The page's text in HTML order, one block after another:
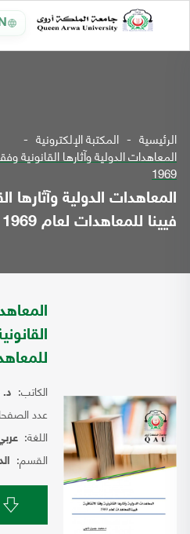
الرئيسية المكتبة الإلكترونية
المعاهدات الدولية وآثارها القانونية
1969
المعاهدات الدولية وآثارها
فيينا للمعاهدات لعام 1969
الكاتب: د.
عدد
اللغة:
القسم: